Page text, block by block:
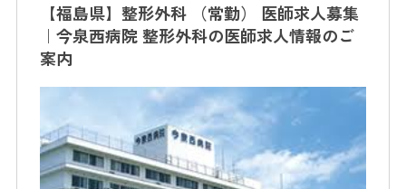
【福島県】整形外科 （常勤） 医師求人募集
｜今泉西病院 整形外科の医師求人情報のご
案内